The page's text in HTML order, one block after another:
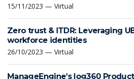
15/11/2023 — Virtual
Zero trust & ITDR: Leveraging
workforce identities
26/10/2023 — Virtual
ManageEngine’s log360